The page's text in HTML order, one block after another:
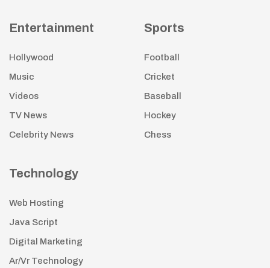
Entertainment
Hollywood
Music
Videos
TV News
Celebrity News
Sports
Football
Cricket
Baseball
Hockey
Chess
Technology
Web Hosting
Java Script
Digital Marketing
Ar/Vr Technology